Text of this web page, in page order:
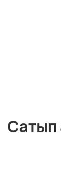
Сатып